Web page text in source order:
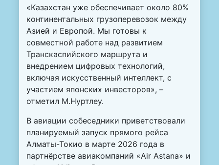
«Казахстан уже обеспечивает около 80%
континентальных грузоперевозок между
Азией и Европой. Мы готовы к
совместной работе над развитием
Транскаспийского маршрута и
внедрением цифровых технологий,
включая искусственный интеллект, с
участием японских инвесторов», –
отметил М.Нуртлеу.
В авиации собеседники приветствовали
планируемый запуск прямого рейса
Алматы-Токио в марте 2026 года в
партнёрстве авиакомпаний «Air Astana» и